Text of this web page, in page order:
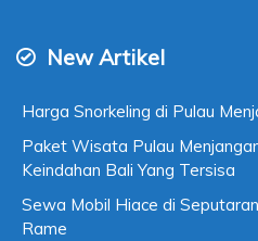
New Artikel
Harga Snorkeling di Pulau
Paket Wisata Pulau
Keindahan Bali Yang Tersisa
Sewa Mobil Hiace di
Rame